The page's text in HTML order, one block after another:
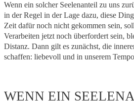
Wenn ein solcher Seelenanteil zu uns
in der Regel in der Lage dazu, diese
Zeit dafür noch nicht gekommen sein,
Verarbeiten jetzt noch überfordert sein,
Distanz. Dann gilt es zunächst, die
schaffen: liebevoll und in unserem
WENN EIN